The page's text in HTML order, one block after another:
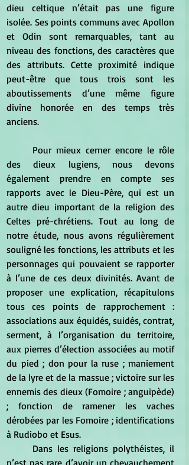
dieu celtique n’était pas une figure
isolée. Ses points communs avec Apollon
et Odin sont remarquables, tant au
niveau des fonctions, des caractères que
des attributs. Cette proximité indique
peut-être que tous trois sont les
aboutissements d’une même figure
divine honorée en des temps très
anciens.
des dieux lugiens, nous devons
également prendre en compte ses
rapports avec le Dieu-Père, qui est un
autre dieu important de la religion des
Celtes pré-chrétiens. Tout au long de
notre étude, nous avons régulièrement
souligné les fonctions, les attributs et les
personnages qui pouvaient se rapporter
à l’une de ces deux divinités. Avant de
proposer une explication, récapitulons
tous ces points de rapprochement :
associations aux équidés, suidés, contrat,
serment, à l’organisation du territoire,
aux pierres d’élection associées au motif
du pied ; don pour la ruse ; maniement
de la lyre et de la massue ; victoire sur les
ennemis des dieux (Fomoire ; anguipède)
; fonction de ramener les vaches
dérobées par les Fomoire ; identifications
à Rudiobo et Esus.
n’est pas rare d’avoir un chevauchement